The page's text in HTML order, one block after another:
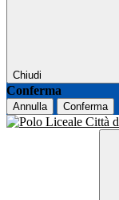
Chiudi
Conferma
Annulla Conferma